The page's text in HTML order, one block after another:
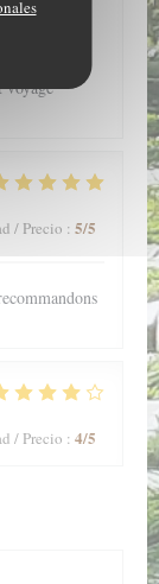
de
pour
de
voyage
/ Precio : 5/5
/ Precio : 4/5